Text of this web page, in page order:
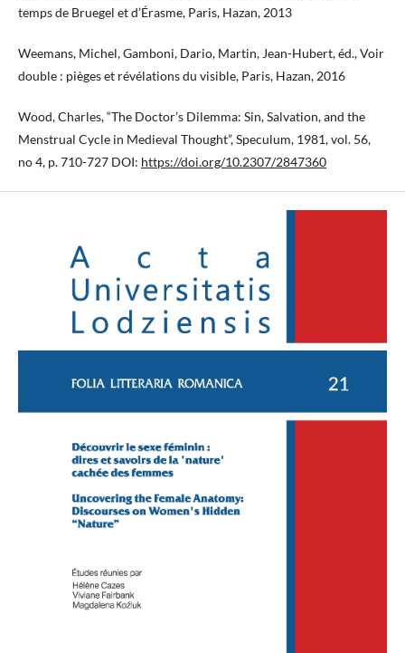
temps de Bruegel et d’Érasme, Paris, Hazan, 2013
Weemans, Michel, Gamboni, Dario, Martin, Jean-Hubert, éd., Voir
double : pièges et révélations du visible, Paris, Hazan, 2016
Wood, Charles, “The Doctor’s Dilemma: Sin, Salvation, and the
Menstrual Cycle in Medieval Thought”, Speculum, 1981, vol. 56,
no 4, p. 710-727 DOI: https://doi.org/10.2307/2847360